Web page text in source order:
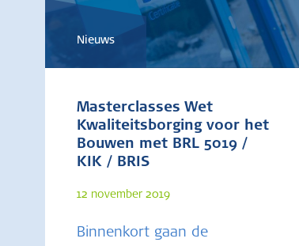
Nieuws
Masterclasses Wet
Kwaliteitsborging voor het
Bouwen met BRL 5019 /
KIK / BRIS
12 november 2019
Binnenkort gaan de